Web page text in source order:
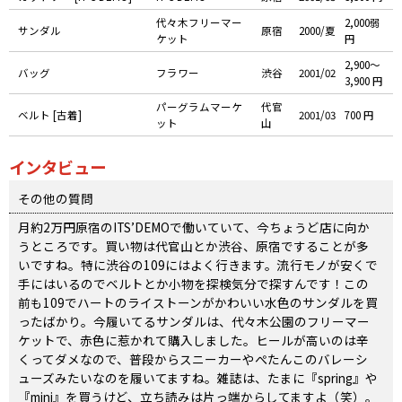
サンダル
代々木フリーマー
ケット
原宿 2000/夏
2,000弱
円
バッグ フラワー 渋谷 2001/02
2,900〜
3,900 円
ベルト [古着]
パーグラムマーケ
ット
代官
山
2001/03 700 円
インタビュー
その他の質問
月約2万円原宿のITS’DEMOで働いていて、今ちょうど店に向か
うところです。買い物は代官山とか渋谷、原宿ですることが多
いですね。特に渋谷の109にはよく行きます。流行モノが安くで
手にはいるのでベルトとか小物を探検気分で探すんです！この
前も109でハートのライストーンがかわいい水色のサンダルを買
ったばかり。今履いてるサンダルは、代々木公園のフリーマー
ケットで、赤色に惹かれて購入しました。ヒールが高いのは辛
くってダメなので、普段からスニーカーやぺたんこのバレーシ
ューズみたいなのを履いてますね。雑誌は、たまに『spring』や
『mini』を買うけど、立ち読みは片っ端からしてますよ（笑）。